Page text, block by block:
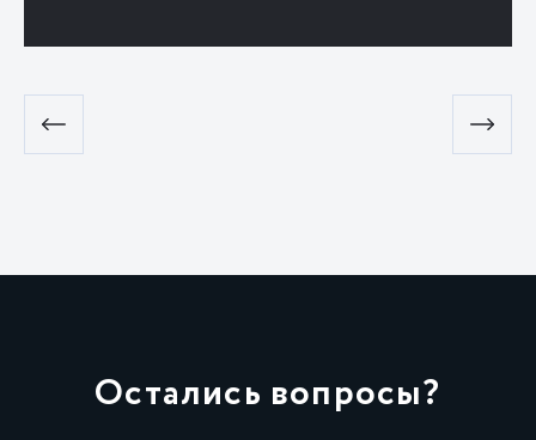
Остались вопросы?